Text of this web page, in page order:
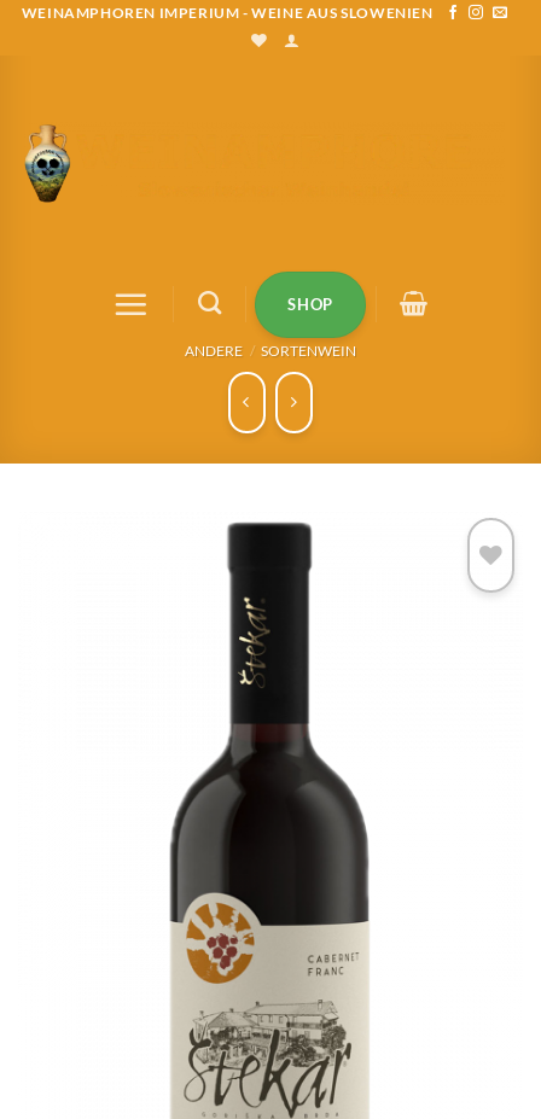
ZumWEINAMPHOREN IMPERIUM - WEINE AUS SLOWENIEN
SHOP
ANDERE / SORTENWEIN